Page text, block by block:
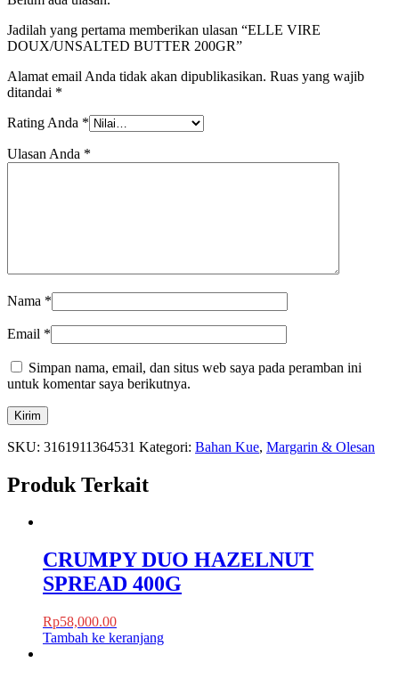
Jadilah yang pertama memberikan ulasan “ELLE VIRE
DOUX/UNSALTED BUTTER 200GR”
Alamat email Anda tidak akan dipublikasikan. Ruas yang wajib
ditandai *
Rating Anda *
Ulasan Anda *
Nama *
Email *
Simpan nama, email, dan situs web saya pada peramban ini
untuk komentar saya berikutnya.
SKU: 3161911364531 Kategori: Bahan Kue, Margarin & Olesan
Produk Terkait
CRUMPY DUO HAZELNUT
SPREAD 400G
Rp58,000.00
Tambah ke keranjang